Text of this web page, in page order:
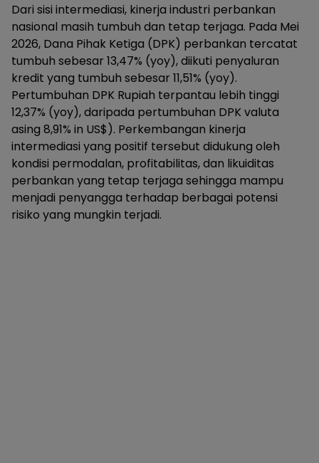
Dari sisi intermediasi, kinerja industri perbankan
nasional masih tumbuh dan tetap terjaga. Pada Mei
2026, Dana Pihak Ketiga (DPK) perbankan tercatat
tumbuh sebesar 13,47% (yoy), diikuti penyaluran
kredit yang tumbuh sebesar 11,51% (yoy).
Pertumbuhan DPK Rupiah terpantau lebih tinggi
12,37% (yoy), daripada pertumbuhan DPK valuta
asing 8,91% in US$). Perkembangan kinerja
intermediasi yang positif tersebut didukung oleh
kondisi permodalan, profitabilitas, dan likuiditas
perbankan yang tetap terjaga sehingga mampu
menjadi penyangga terhadap berbagai potensi
risiko yang mungkin terjadi.